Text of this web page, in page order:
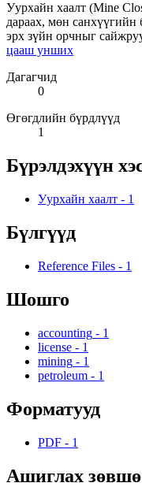
Уурхайн хаалт (Mine
дараах, мөн санхүүгийн
эрх зүйн орчныг
цааш унших
Дагагчид
0
Өгөгдлийн бүрдлүүд
1
Бүрэлдэхүүн
Уурхайн хаалт - 1
Бүлгүүд
Reference Files - 1
Шошго
accounting - 1
license - 1
mining - 1
petroleum - 1
Форматууд
PDF - 1
Ашиглах